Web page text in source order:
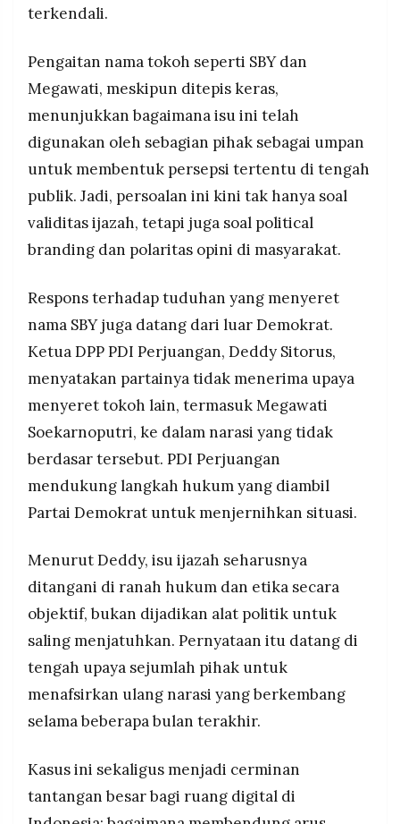
terkendali.
Pengaitan nama tokoh seperti SBY dan
Megawati, meskipun ditepis keras,
menunjukkan bagaimana isu ini telah
digunakan oleh sebagian pihak sebagai umpan
untuk membentuk persepsi tertentu di tengah
publik. Jadi, persoalan ini kini tak hanya soal
validitas ijazah, tetapi juga soal political
branding dan polaritas opini di masyarakat.
Respons terhadap tuduhan yang menyeret
nama SBY juga datang dari luar Demokrat.
Ketua DPP PDI Perjuangan, Deddy Sitorus,
menyatakan partainya tidak menerima upaya
menyeret tokoh lain, termasuk Megawati
Soekarnoputri, ke dalam narasi yang tidak
berdasar tersebut. PDI Perjuangan
mendukung langkah hukum yang diambil
Partai Demokrat untuk menjernihkan situasi.
Menurut Deddy, isu ijazah seharusnya
ditangani di ranah hukum dan etika secara
objektif, bukan dijadikan alat politik untuk
saling menjatuhkan. Pernyataan itu datang di
tengah upaya sejumlah pihak untuk
menafsirkan ulang narasi yang berkembang
selama beberapa bulan terakhir.
Kasus ini sekaligus menjadi cerminan
tantangan besar bagi ruang digital di